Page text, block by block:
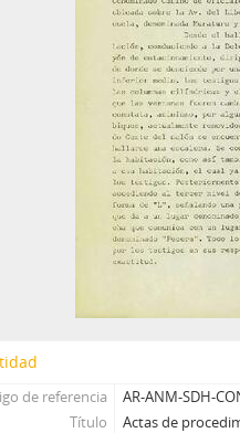
de referencia
AR-ANM-SDH-
Título
Actas de